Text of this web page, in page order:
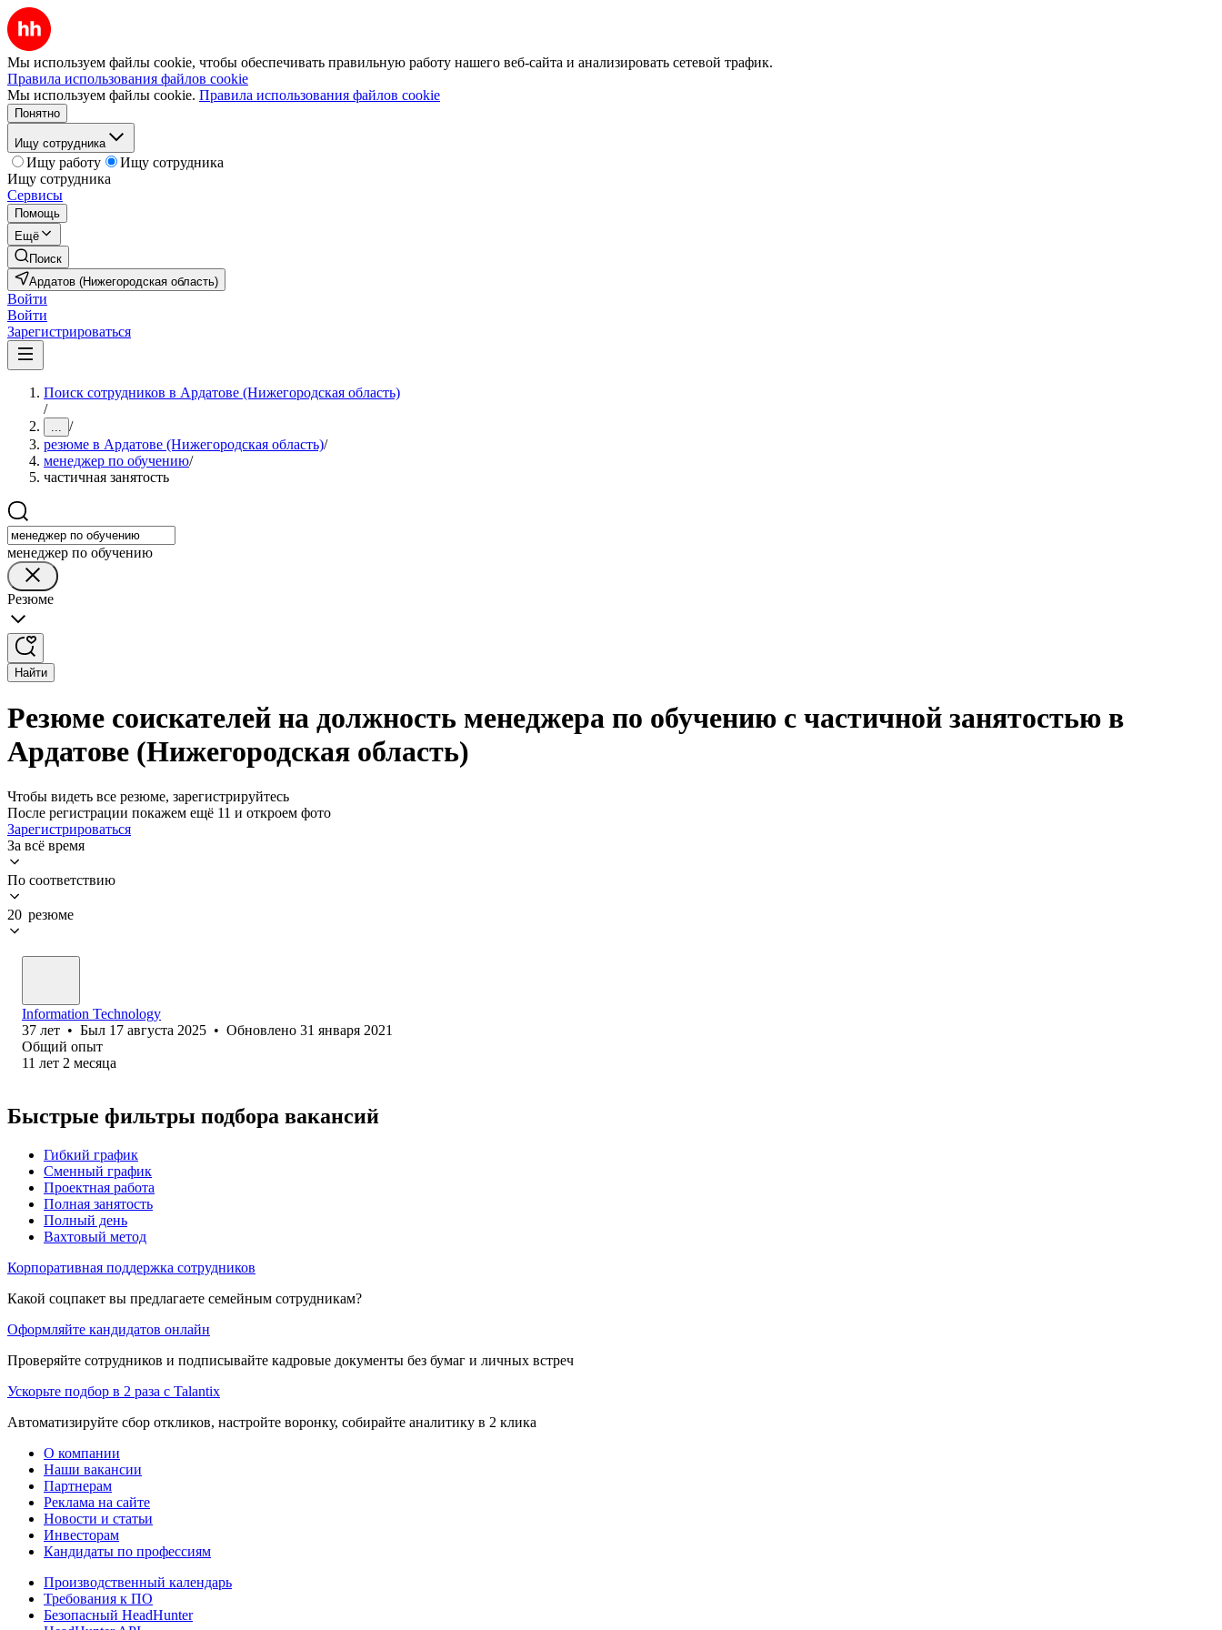
Мы используем файлы cookie, чтобы обеспечивать правильную работу нашего веб-сайта и анализировать сетевой трафик.
Правила использования файлов cookie
Мы используем файлы cookie. Правила использования файлов cookie
Понятно
Ищу сотрудника
Ищу работу
Ищу сотрудника
Ищу сотрудника
Сервисы
Помощь
Ещё
Поиск
Ардатов (Нижегородская область)
Войти
Войти
Зарегистрироваться
Поиск сотрудников в Ардатове (Нижегородская область)
/
... /
резюме в Ардатове (Нижегородская область)/
менеджер по обучению/
частичная занятость
менеджер по обучению
Резюме
Найти
Резюме соискателей на должность менеджера по обучению с частичной занятостью в
Ардатове (Нижегородская область)
Чтобы видеть все резюме, зарегистрируйтесь
После регистрации покажем ещё 11 и откроем фото
Зарегистрироваться
За всё время
По соответствию
20 резюме
Information Technology
37 лет • Был 17 августа 2025 • Обновлено 31 января 2021
Общий опыт
11 лет 2 месяца
Быстрые фильтры подбора вакансий
Гибкий график
Сменный график
Проектная работа
Полная занятость
Полный день
Вахтовый метод
Корпоративная поддержка сотрудников
Какой соцпакет вы предлагаете семейным сотрудникам?
Оформляйте кандидатов онлайн
Проверяйте сотрудников и подписывайте кадровые документы без бумаг и личных встреч
Ускорьте подбор в 2 раза с Talantix
Автоматизируйте сбор откликов, настройте воронку, собирайте аналитику в 2 клика
О компании
Наши вакансии
Партнерам
Реклама на сайте
Новости и статьи
Инвесторам
Кандидаты по профессиям
Производственный календарь
Требования к ПО
Безопасный HeadHunter